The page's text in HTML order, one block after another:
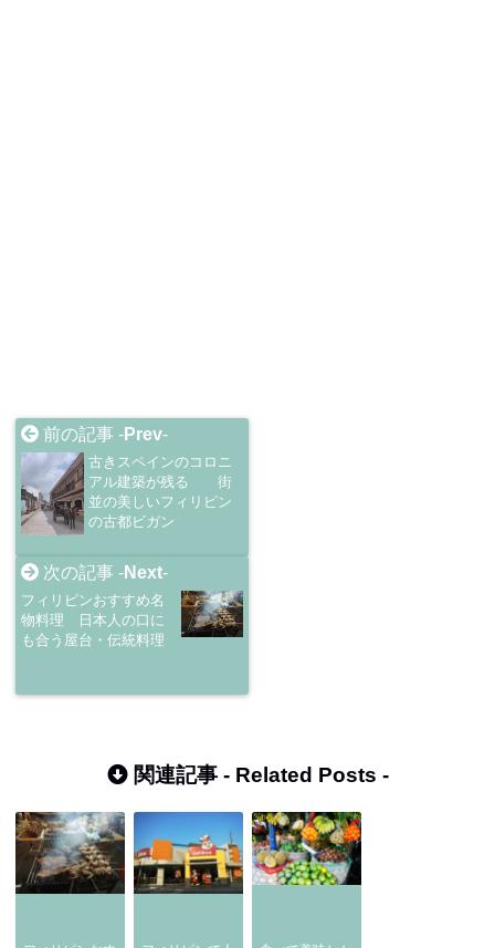
前の記事 -Prev-
古きスペインのコロニ
アル建築が残る 街
並の美しいフィリピン
の古都ビガン
次の記事 -Next-
フィリピンおすすめ名
物料理 日本人の口に
も合う屋台・伝統料理
関連記事 - Related Posts -